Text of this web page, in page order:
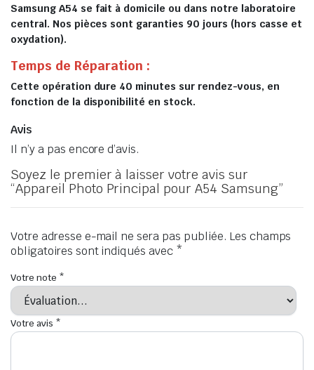
Samsung A54 se fait à domicile ou dans notre laboratoire
central. Nos pièces sont garanties 90 jours (hors casse et
oxydation).
Temps de Réparation :
Cette opération dure 40 minutes sur rendez-vous, en
fonction de la disponibilité en stock.
Avis
Il n’y a pas encore d’avis.
Soyez le premier à laisser votre avis sur
“Appareil Photo Principal pour A54 Samsung”
Votre adresse e-mail ne sera pas publiée. Les champs
obligatoires sont indiqués avec *
Votre note *
Votre avis *